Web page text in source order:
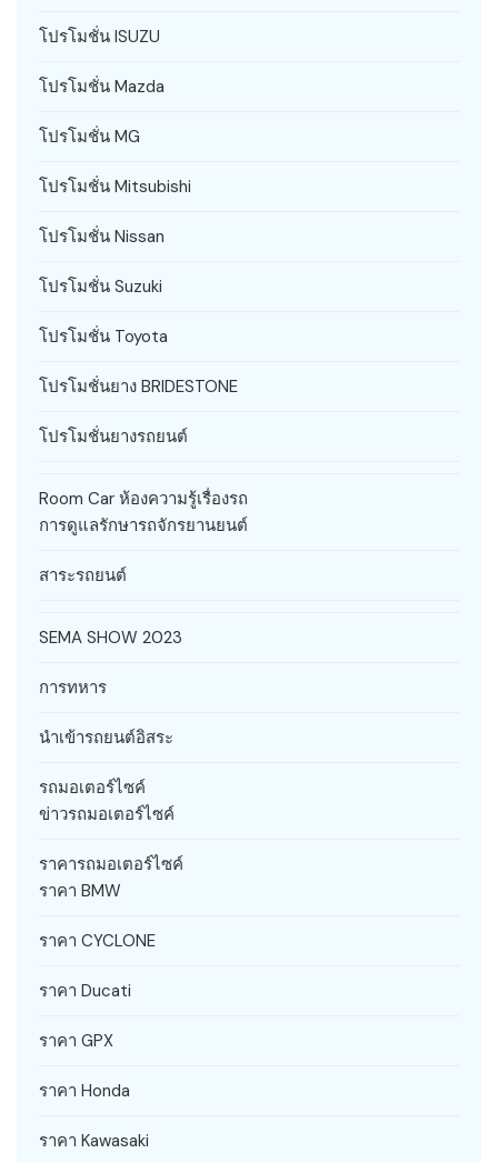
โปรโมชั่น ISUZU
โปรโมชั่น Mazda
โปรโมชั่น MG
โปรโมชั่น Mitsubishi
โปรโมชั่น Nissan
โปรโมชั่น Suzuki
โปรโมชั่น Toyota
โปรโมชั่นยาง BRIDESTONE
โปรโมชั่นยางรถยนต์
Room Car ห้องความรู้เรื่องรถ
การดูแลรักษารถจักรยานยนต์
สาระรถยนต์
SEMA SHOW 2023
การทหาร
นำเข้ารถยนต์อิสระ
รถมอเตอร์ไซค์
ข่าวรถมอเตอร์ไซค์
ราคารถมอเตอร์ไซค์
ราคา BMW
ราคา CYCLONE
ราคา Ducati
ราคา GPX
ราคา Honda
ราคา Kawasaki